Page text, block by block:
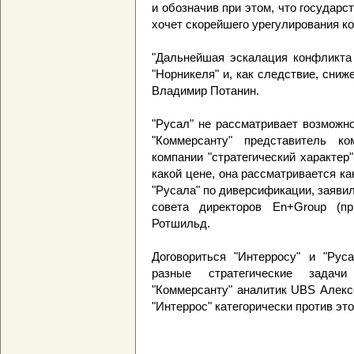
и обозначив при этом, что
хочет скорейшего урегулирования
"Дальнейшая эскалация
"Норникеля" и, как следствие,
Владимир Потанин.
"Русал" не рассматривает
"Коммерсанту" представитель
компании "стратегический
какой цене, она рассматривается
"Русала" по диверсификации,
совета директоров En+Group
Ротшильд.
Договориться "Интерросу" и
разные стратегические
"Коммерсанту" аналитик UBS
"Интеррос" категорически против